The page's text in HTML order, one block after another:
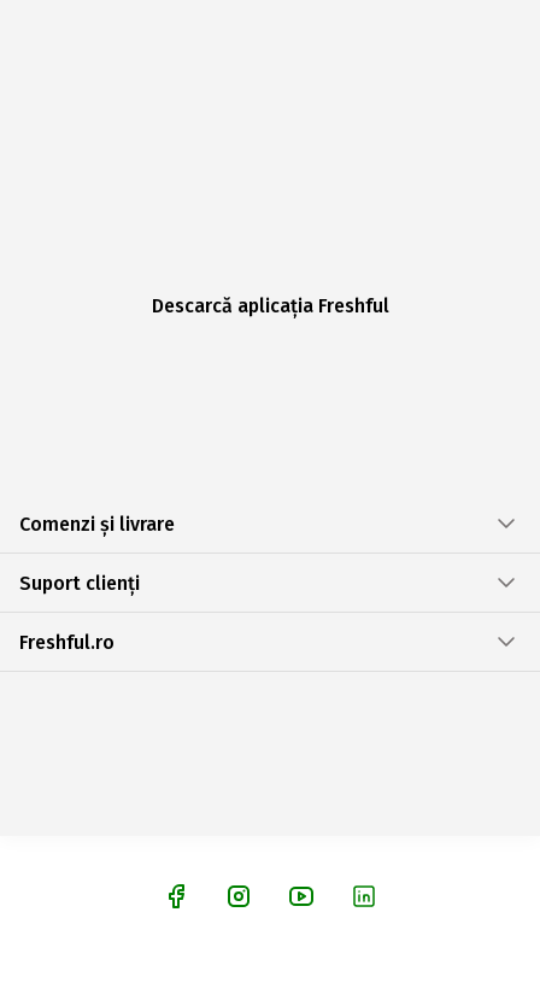
Descarcă aplicația Freshful
Comenzi și livrare
Suport clienți
Freshful.ro